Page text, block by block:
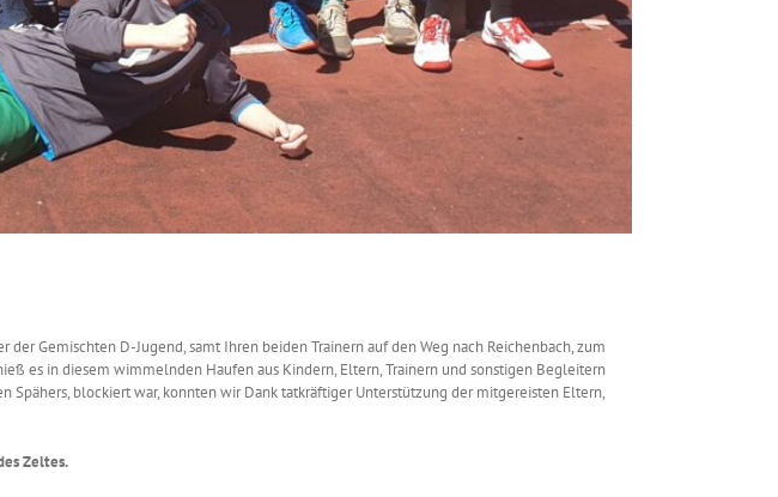
Gemischten D-Jugend, samt Ihren beiden Trainern auf den Weg nach Reichenbach, zum
es in diesem wimmelnden Haufen aus Kindern, Eltern, Trainern und sonstigen Begleitern
blockiert war, konnten wir Dank tatkräftiger Unterstützung der mitgereisten Eltern,
Zeltes.